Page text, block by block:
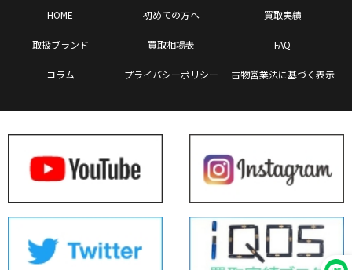
HOME 初めての方へ 買取実績
取扱ブランド 買取相場表 FAQ
コラム プライバシーポリシー 古物営業法に基づく表示